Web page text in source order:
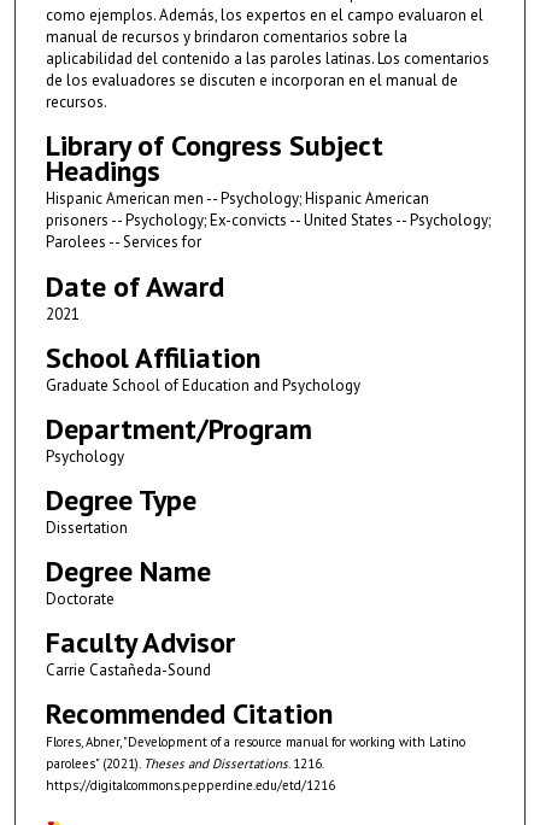
como ejemplos. Además, los expertos en el campo evaluaron el
manual de recursos y brindaron comentarios sobre la
aplicabilidad del contenido a las paroles latinas. Los comentarios
de los evaluadores se discuten e incorporan en el manual de
recursos.
Library of Congress Subject
Headings
Hispanic American men -- Psychology; Hispanic American
prisoners -- Psychology; Ex-convicts -- United States -- Psychology;
Parolees -- Services for
Date of Award
2021
School Affiliation
Graduate School of Education and Psychology
Department/Program
Psychology
Degree Type
Dissertation
Degree Name
Doctorate
Faculty Advisor
Carrie Castañeda-Sound
Recommended Citation
Flores, Abner, "Development of a resource manual for working with Latino
parolees" (2021). Theses and Dissertations. 1216.
https://digitalcommons.pepperdine.edu/etd/1216